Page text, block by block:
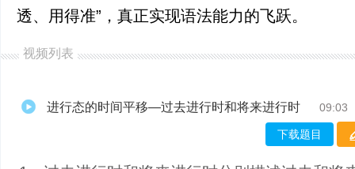
透、用得准”，真正实现语法能力的飞跃。
视频列表
进行态的时间平移—过去进行时和将来进行时 09:03
下载题目